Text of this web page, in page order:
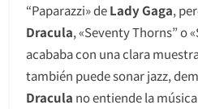
“Paparazzi» deLady Gaga,
Dracula, «Seventy Thorns” o
acababa con una clara
también puede sonar jazz,
Dracula no entiende la